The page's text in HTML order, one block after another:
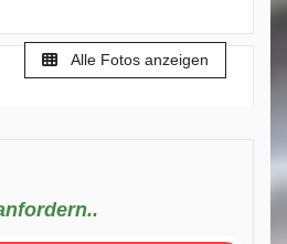
Alle Fotos anzeigen